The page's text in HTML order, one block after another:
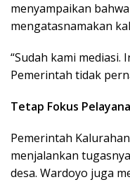
menyampaikan
mengatasnamakan
“Sudah kami
Pemerintah tidak
Tetap Fokus
Pemerintah
menjalankan
desa. Wardoyo juga